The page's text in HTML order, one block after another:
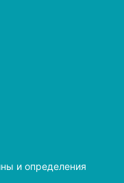
и определения